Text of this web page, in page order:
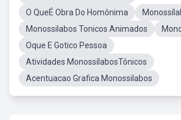
O QueÉ Obra Do Homônima
Monossilabos Tonicos Animados
Oque E Gotico Pessoa
Atividades MonossílabosTônicos
Acentuacao Grafica Monossilabos